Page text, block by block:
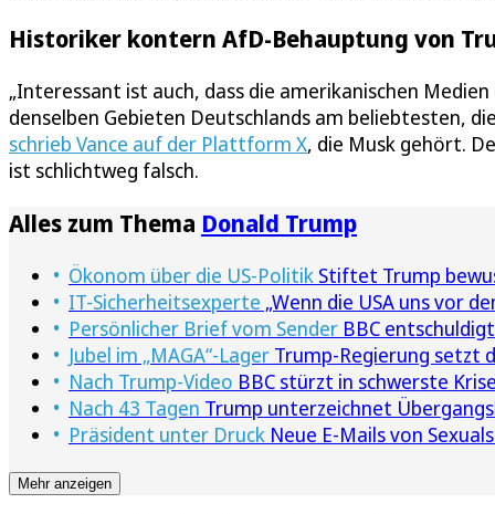
Historiker kontern AfD-Behauptung von
„Interessant ist auch, dass die amerikanischen
denselben Gebieten Deutschlands am beliebtesten,
schrieb Vance auf der Plattform X, die Musk gehört.
ist schlichtweg falsch.
Alles zum Thema Donald Trump
Ökonom über die US-Politik Stiftet Trump
IT-Sicherheitsexperte „Wenn die USA uns vor
Persönlicher Brief vom Sender BBC
Jubel im „MAGA“-Lager Trump-Regierung setzt
Nach Trump-Video BBC stürzt in schwerste
Nach 43 Tagen Trump unterzeichnet
Präsident unter Druck Neue E-Mails von
Mehr anzeigen